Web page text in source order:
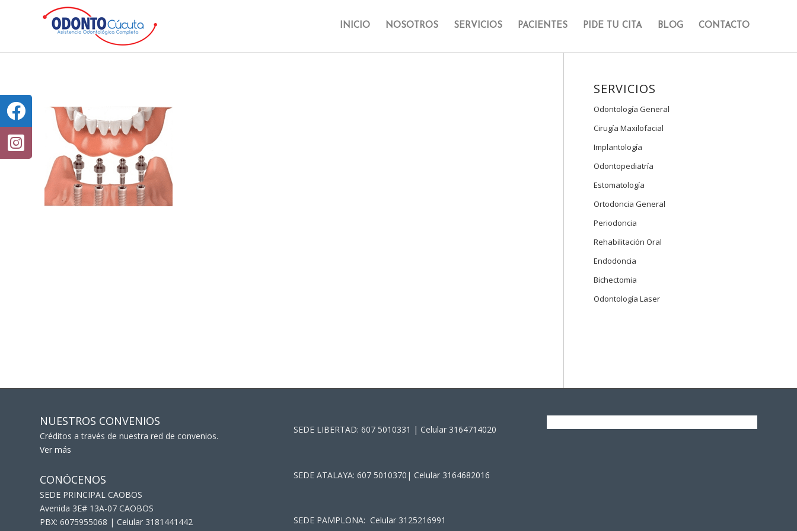
INICIO NOSOTROS SERVICIOS PACIENTES PIDE TU CITA BLOG CONTACTO
SERVICIOS
Odontología General
Cirugía Maxilofacial
Implantología
Odontopediatría
Estomatología
Ortodoncia General
Periodoncia
Rehabilitación Oral
Endodoncia
Bichectomia
Odontología Laser
NUESTROS CONVENIOS
Créditos a través de nuestra red de convenios.
Ver más
CONÓCENOS
SEDE PRINCIPAL CAOBOS
Avenida 3E# 13A-07 CAOBOS
PBX: 6075955068 | Celular 3181441442
SEDE LIBERTAD: 607 5010331 | Celular 3164714020
SEDE ATALAYA: 607 5010370| Celular 3164682016
SEDE PAMPLONA: Celular 3125216991